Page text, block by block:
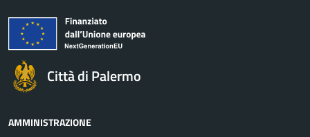
Città di Palermo
AMMINISTRAZIONE